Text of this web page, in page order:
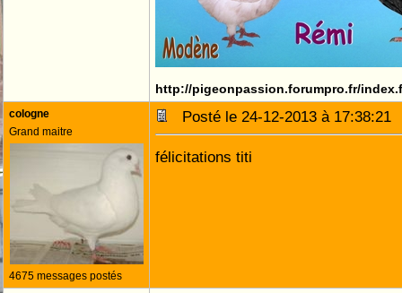
http://pigeonpassion.forumpro.fr/
cologne
Grand maitre
4675 messages postés
Posté le 24-12-2013 à
félicitations titi